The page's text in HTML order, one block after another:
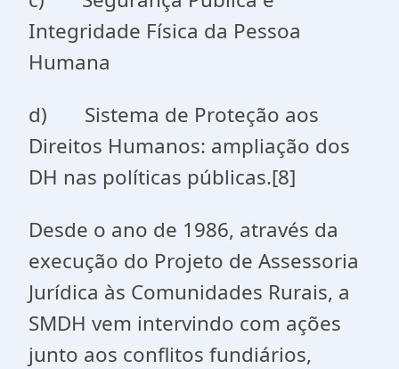
Integridade Física da Pessoa
Humana
d) Sistema de Proteção aos
Direitos Humanos: ampliação dos
DH nas políticas públicas.[8]
Desde o ano de 1986, através da
execução do Projeto de Assessoria
Jurídica às Comunidades Rurais, a
SMDH vem intervindo com ações
junto aos conflitos fundiários,